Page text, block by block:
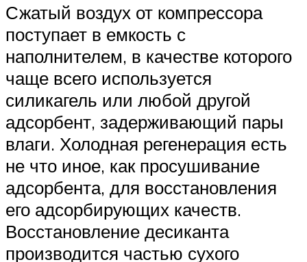
Сжатый воздух от компрессора
поступает в емкость с
наполнителем, в качестве которого
чаще всего используется
силикагель или любой другой
адсорбент, задерживающий пары
влаги. Холодная регенерация есть
не что иное, как просушивание
адсорбента, для восстановления
его адсорбирующих качеств.
Восстановление десиканта
производится частью сухого